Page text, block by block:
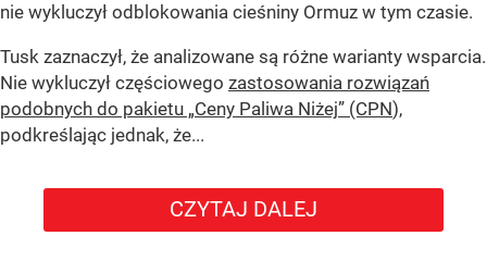
nie wykluczył odblokowania cieśniny Ormuz w tym czasie.
Tusk zaznaczył, że analizowane są różne warianty wsparcia.
Nie wykluczył częściowego zastosowania rozwiązań
podobnych do pakietu „Ceny Paliwa Niżej” (CPN),
podkreślając jednak, że...
CZYTAJ DALEJ